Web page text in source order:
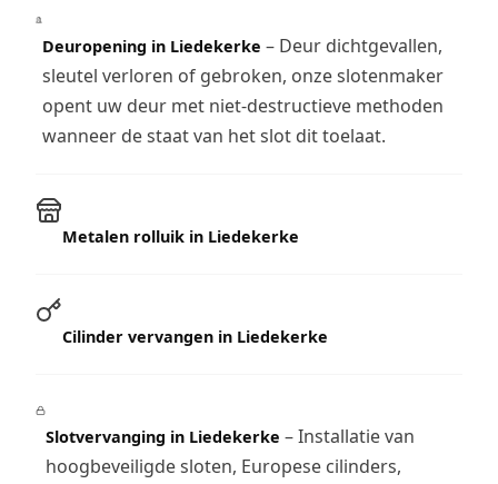
Deuropening in Liedekerke – Deur dichtgevallen,
sleutel verloren of gebroken, onze slotenmaker
opent uw deur met niet-destructieve methoden
wanneer de staat van het slot dit toelaat.
Metalen rolluik in Liedekerke
Cilinder vervangen in Liedekerke
Slotvervanging in Liedekerke – Installatie van
hoogbeveiligde sloten, Europese cilinders,